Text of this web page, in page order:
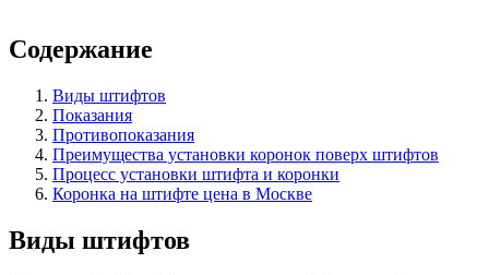
Содержание
Виды штифтов
Показания
Противопоказания
Преимущества установки коронок поверх штифтов
Процесс установки штифта и коронки
Коронка на штифте цена в Москве
Виды штифтов